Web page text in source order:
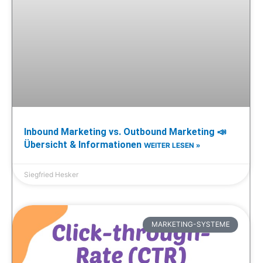
Inbound Marketing vs. Outbound Marketing 📣
Übersicht & Informationen WEITER LESEN »
Siegfried Hesker
MARKETING-SYSTEME